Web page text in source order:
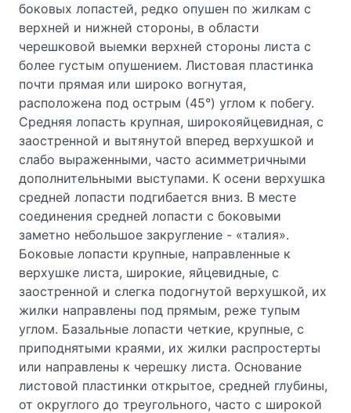
боковых лопастей, редко опушен по жилкам с
верхней и нижней стороны, в области
черешковой выемки верхней стороны листа с
более густым опушением. Листовая пластинка
почти прямая или широко вогнутая,
расположена под острым (45°) углом к побегу.
Средняя лопасть крупная, широкояйцевидная, с
заостренной и вытянутой вперед верхушкой и
слабо выраженными, часто асимметричными
дополнительными выступами. К осени верхушка
средней лопасти подгибается вниз. В месте
соединения средней лопасти с боковыми
заметно небольшое закругление - «талия».
Боковые лопасти крупные, направленные к
верхушке листа, широкие, яйцевидные, с
заостренной и слегка подогнутой верхушкой, их
жилки направлены под прямым, реже тупым
углом. Базальные лопасти четкие, крупные, с
приподнятыми краями, их жилки распростерты
или направлены к черешку листа. Основание
листовой пластинки открытое, средней глубины,
от округлого до треугольного, часто с широкой